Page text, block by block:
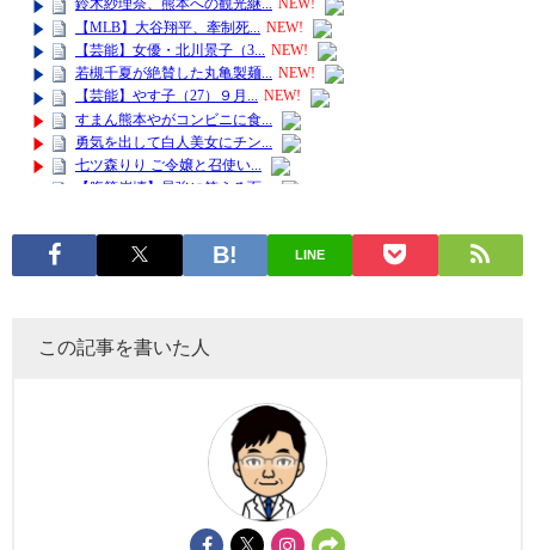
LINE
この記事を書いた人